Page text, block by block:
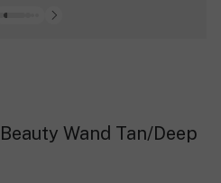
Wand Tan/Deep